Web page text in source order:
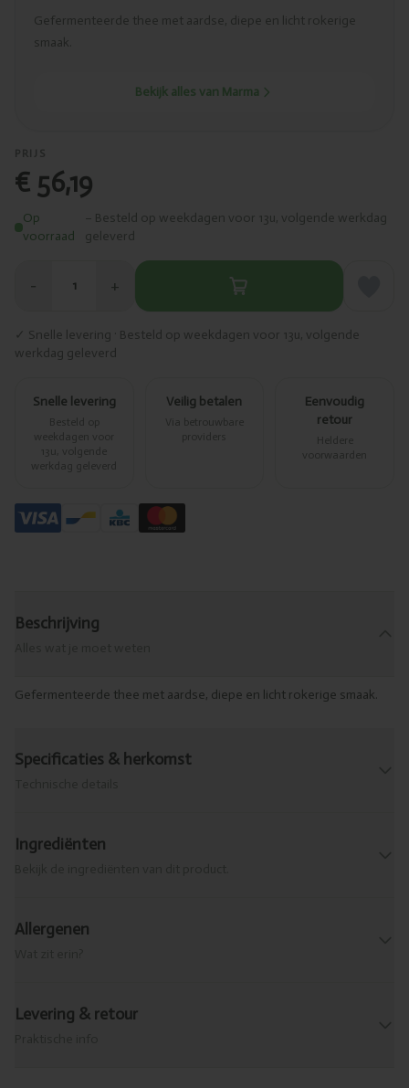
Gefermenteerde thee met aardse, diepe en licht rokerige
smaak.
Bekijk alles van Marma
PRIJS
€ 56,19
Op
voorraad
– Besteld op weekdagen voor 13u, volgende werkdag
geleverd
− 1 +
✓ Snelle levering · Besteld op weekdagen voor 13u, volgende
werkdag geleverd
Snelle levering
Besteld op
weekdagen voor
13u, volgende
werkdag geleverd
Veilig betalen
Via betrouwbare
providers
Eenvoudig
retour
Heldere
voorwaarden
Beschrijving
Gefermenteerde thee met aardse, diepe en licht rokerige smaak.
Specificaties & herkomst
Ingrediënten
Allergenen
Levering & retour